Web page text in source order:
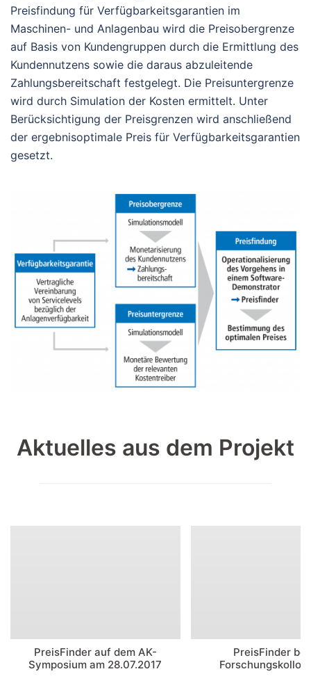
Preisfindung für Verfügbarkeitsgarantien im
Maschinen- und Anlagenbau wird die Preisobergrenze
auf Basis von Kundengruppen durch die Ermittlung des
Kundennutzens sowie die daraus abzuleitende
Zahlungsbereitschaft festgelegt. Die Preisuntergrenze
wird durch Simulation der Kosten ermittelt. Unter
Berücksichtigung der Preisgrenzen wird anschließend
der ergebnisoptimale Preis für Verfügbarkeitsgarantien
gesetzt.
Aktuelles aus dem Projekt
PreisFinder auf dem AK-
Symposium am 28.07.2017
PreisFinder